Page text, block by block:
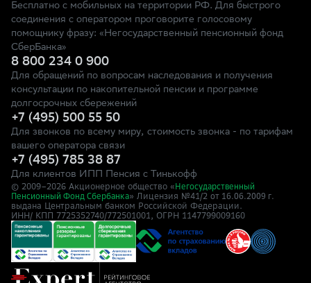
Бесплатно с мобильных на территории РФ. Для быстрого
соединения с оператором проговорите голосовому
помощнику фразу: «Негосударственный пенсионный фонд
СберБанка»
8 800 234 0 900
Для обращений по вопросам наследования и получения
консультации по накопительной пенсии и программе
долгосрочных сбережений
+7 (495) 500 55 50
Для звонков по всему миру, стоимость звонка - по тарифам
вашего оператора связи
+7 (495) 785 38 87
Для клиентов ИПП Пенсия с Тинькофф
© 2009–2026 Акционерное общество « Негосударственный
Пенсионный Фонд Сбербанка» Лицензия №41/2 от 16.06.2009 г.
выдана Центральным банком Российской Федерации.
ИНН/ КПП 7725352740/772501001, ОГРН 1147799009160